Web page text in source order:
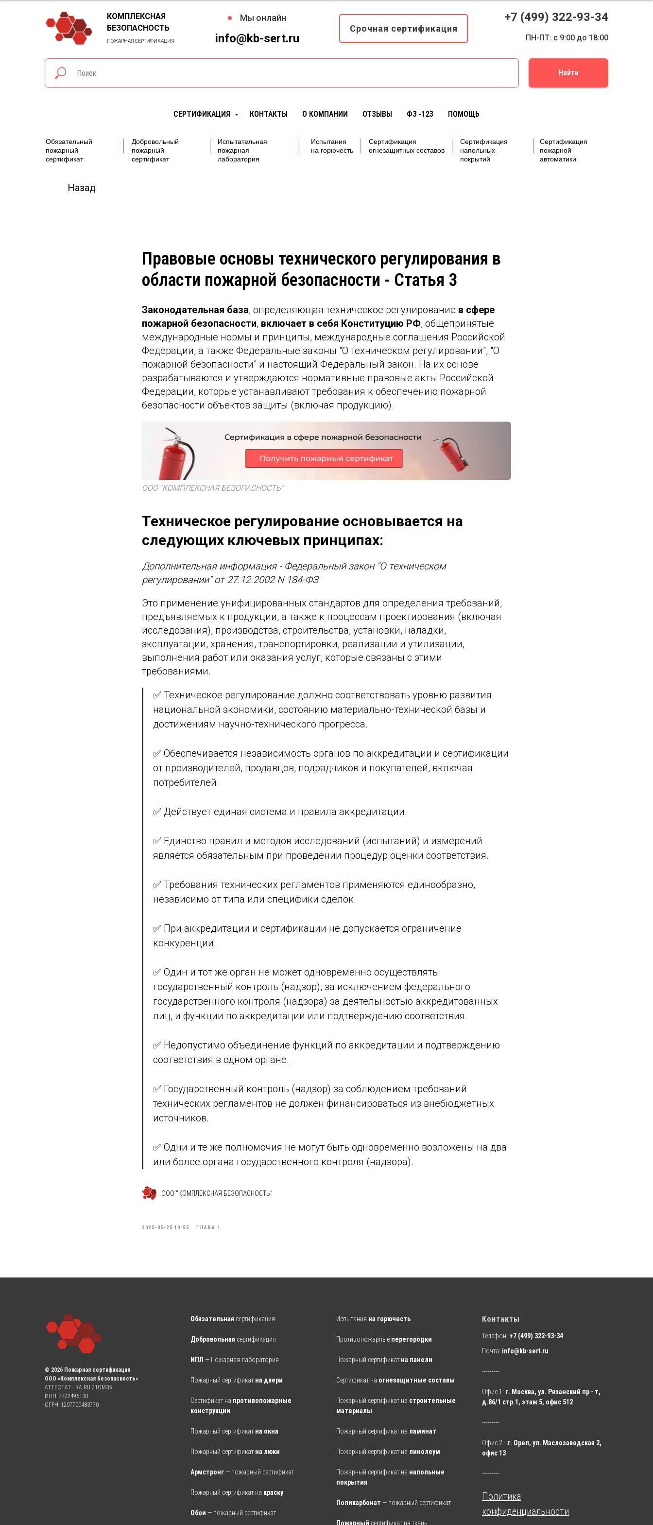
Мы онлайн
info@kb-sert.ru
КОМПЛЕКСНАЯ
БЕЗОПАСНОСТЬ
ПОЖАРНАЯ СЕРТИФИКАЦИЯ
Срочная сертификация
ПН-ПТ: с 9:00 до 18:00
+7 (499) 322-93-34
Найти
СЕРТИФИКАЦИЯ КОНТАКТЫ О КОМПАНИИ ОТЗЫВЫ ФЗ -123 ПОМОЩЬ
Обязательный
пожарный
сертификат
Добровольный
пожарный
сертификат
Испытательная
пожарная
лаборатория
Испытания
на горючесть
Сертификация
огнезащитных составов
Сертификация
напольных
покрытий
Сертификация
пожарной
автоматики
Назад
Правовые основы технического регулирования в
области пожарной безопасности - Статья 3
Законодательная база, определяющая техническое регулирование в сфере
пожарной безопасности, включает в себя Конституцию РФ, общепринятые
международные нормы и принципы, международные соглашения Российской
Федерации, а также Федеральные законы "О техническом регулировании", "О
пожарной безопасности" и настоящий Федеральный закон. На их основе
разрабатываются и утверждаются нормативные правовые акты Российской
Федерации, которые устанавливают требования к обеспечению пожарной
безопасности объектов защиты (включая продукцию).
ООО "КОМПЛЕКСНАЯ БЕЗОПАСНОСТЬ"
Техническое регулирование основывается на
следующих ключевых принципах:
Дополнительная информация - Федеральный закон "О техническом
регулировании" от 27.12.2002 N 184-ФЗ
Это применение унифицированных стандартов для определения требований,
предъявляемых к продукции, а также к процессам проектирования (включая
исследования), производства, строительства, установки, наладки,
эксплуатации, хранения, транспортировки, реализации и утилизации,
выполнения работ или оказания услуг, которые связаны с этими
требованиями.
✅ Техническое регулирование должно соответствовать уровню развития
национальной экономики, состоянию материально-технической базы и
достижениям научно-технического прогресса.
✅ Обеспечивается независимость органов по аккредитации и сертификации
от производителей, продавцов, подрядчиков и покупателей, включая
потребителей.
✅ Действует единая система и правила аккредитации.
✅ Единство правил и методов исследований (испытаний) и измерений
является обязательным при проведении процедур оценки соответствия.
✅ Требования технических регламентов применяются единообразно,
независимо от типа или специфики сделок.
✅ При аккредитации и сертификации не допускается ограничение
конкуренции.
✅ Один и тот же орган не может одновременно осуществлять
государственный контроль (надзор), за исключением федерального
государственного контроля (надзора) за деятельностью аккредитованных
лиц, и функции по аккредитации или подтверждению соответствия.
✅ Недопустимо объединение функций по аккредитации и подтверждению
соответствия в одном органе.
✅ Государственный контроль (надзор) за соблюдением требований
технических регламентов не должен финансироваться из внебюджетных
источников.
✅ Одни и те же полномочия не могут быть одновременно возложены на два
или более органа государственного контроля (надзора).
ООО "КОМПЛЕКСНАЯ БЕЗОПАСНОСТЬ"
2025-05-25 10:55 ГЛАВА 1
© 2026 Пожарная сертификация
ООО «Комплексная безопасность»
АТТЕСТАТ - RA.RU.21OM35
ИНН: 7722495130
ОГРН: 1207700483770
Обязательная сертификация
Добровольная сертификация
ИПЛ — Пожарная лаборатория
Пожарный сертификат на двери
Сертификат на противопожарные
конструкции
Пожарный сертификат на окна
Пожарный сертификат на люки
Армстронг — пожарный сертификат
Пожарный сертификат на краску
Обои — пожарный сертификат
Испытания на горючесть
Противопожарные перегородки
Пожарный сертификат на панели
Сертификат на огнезащитные составы
Пожарный сертификат на строительные
материалы
Пожарный сертификат на ламинат
Пожарный сертификат на линолеум
Пожарный сертификат на напольные
покрытия
Поликарбонат — пожарный сертификат
Пожарный сертификат на ткань
Контакты
Телефон: +7 (499) 322-93-34
Почта: info@kb-sert.ru
---------
Офис 1: г. Москва, ул. Рязанский пр - т,
д.86/1 стр.1, этаж 5, офис 512
---------
Офис 2 - г. Орел, ул. Маслозаводская 2,
офис 13
---------
Политика
конфиденциальности